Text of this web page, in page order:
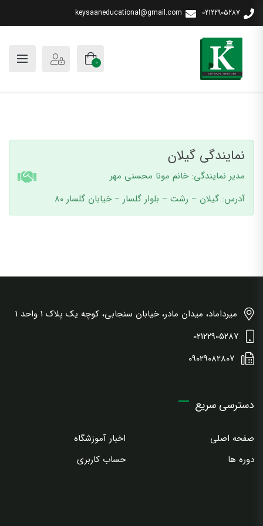
02122905287
keysaaneducational@gmail.com
0
نمایندگی گیلان
مدیر نمایندگی: خانم مونا محسنی مهر
آدرس: گیلان – رشت – بلوار گلسار – خیابان گلسار 80
میرداماد، میدان مادر، خیابان سنجابی، کوچه یک پلاک 1 واحد 1
02122905287
۰۹۰۲۹۰۸۲۸۰۷
دسترسی سریع
صفحه اصلی
اخبار آموزشگاه
دوره ها
حساب کاربری